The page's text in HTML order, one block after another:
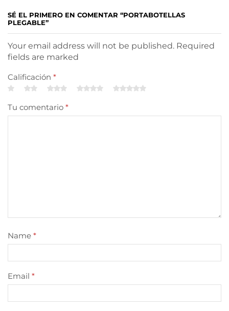
SÉ EL PRIMERO EN COMENTAR “PORTABOTELLAS
PLEGABLE”
Your email address will not be published. Required
fields are marked
Calificación *
Tu comentario *
Name *
Email *